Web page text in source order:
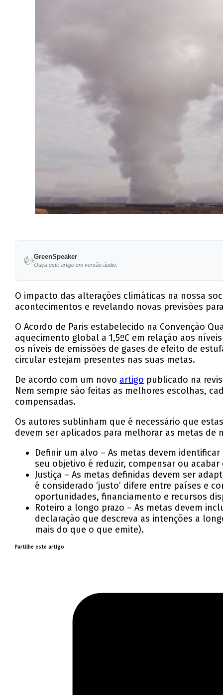
GreenSpeaker
Ouça este artigo em versão áudio.
O impacto das alterações climáticas na nossa
acontecimentos e revelando novas previsões
O Acordo de Paris estabelecido na Convenção
aquecimento global a 1,5ºC em relação aos
os níveis de emissões de gases de efeito de
circular estejam presentes nas suas metas.
De acordo com um novo artigo publicado na
Nem sempre são feitas as melhores escolhas,
compensadas.
Os autores sublinham que é necessário que
devem ser aplicados para melhorar as metas de
Definir um alvo – As metas devem
seu objetivo é reduzir, compensar ou acabar
Justiça – As metas definidas devem ser
é considerado ‘justo’ difere entre países e
oportunidades, financiamento e recursos
Roteiro a longo prazo – As metas devem
declaração que descreva as intenções a
mais do que o que emite).
Partilhe este artigo